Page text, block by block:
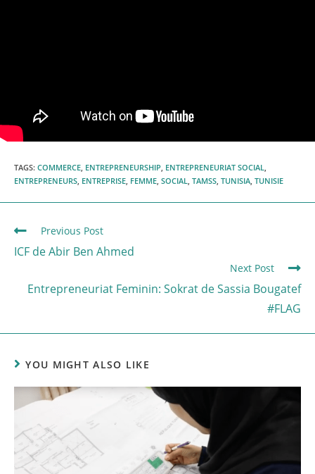
TAGS: COMMERCE, ENTREPRENEURSHIP, ENTREPRENEURIAT SOCIAL,
ENTREPRENEURS, ENTREPRISE, FEMME, SOCIAL, TAMSS, TUNISIA, TUNISIE
Previous Post
ICF de Abir Ben Ahmed
Next Post
Entrepreneuriat Feminin: Sokrat de Sassia Bougatef
#FLAG
YOU MIGHT ALSO LIKE